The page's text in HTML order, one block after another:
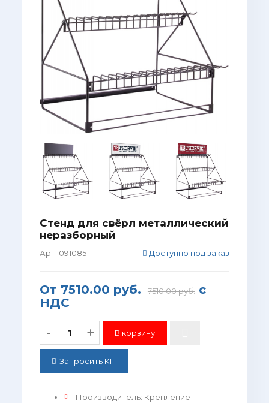
Стенд для свёрл металлический
неразборный
Арт. 091085 Доступно под заказ
От 7510.00 руб. 7510.00 руб.с
НДС
- +
Запросить КП
Производитель: Крепление